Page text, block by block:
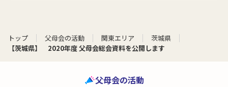
トップ 父母会の活動 関東エリア
茨城県
【茨城県】 2020年度 父母会総会資料を公開します
父母会の活動